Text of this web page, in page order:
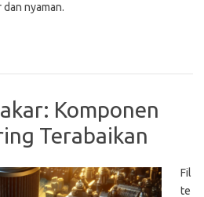
nyaman.
Komponen
Terabaikan
Fil
te